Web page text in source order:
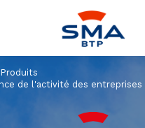
Produits
de l'activité des